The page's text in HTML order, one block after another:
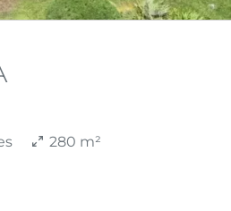
280 m²